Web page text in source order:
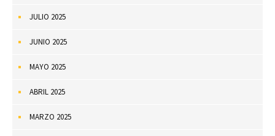
JULIO 2025
JUNIO 2025
MAYO 2025
ABRIL 2025
MARZO 2025